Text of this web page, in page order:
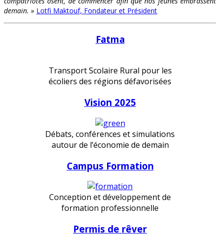
demain. » Lotfi Maktouf, Fondateur et Président
Fatma
Transport Scolaire Rural pour les
écoliers des régions défavorisées
Vision 2025
Débats, conférences et simulations
autour de l’économie de demain
Campus Formation
Conception et développement de
formation professionnelle
Permis de rêver